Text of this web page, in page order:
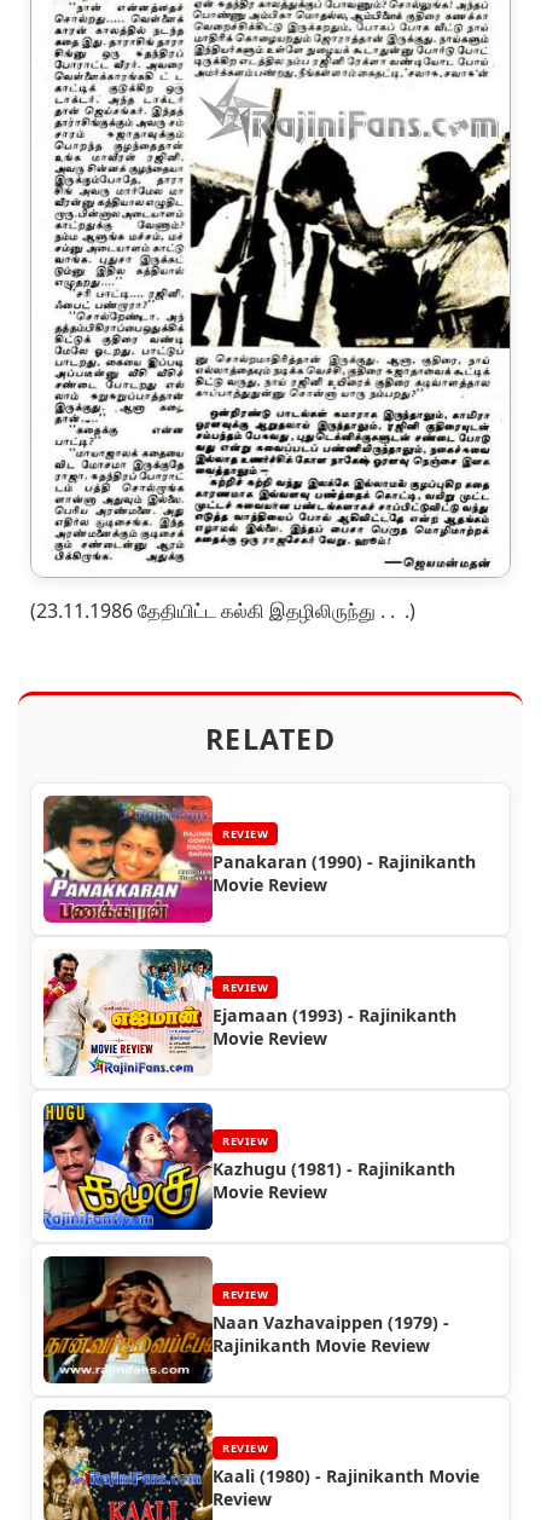
(23.11.1986 தேதியிட்ட கல்கி இதழிலிருந்து . . .)
RELATED
REVIEW
Panakaran (1990) - Rajinikanth
Movie Review
REVIEW
Ejamaan (1993) - Rajinikanth
Movie Review
REVIEW
Kazhugu (1981) - Rajinikanth
Movie Review
REVIEW
Naan Vazhavaippen (1979) -
Rajinikanth Movie Review
REVIEW
Kaali (1980) - Rajinikanth Movie
Review